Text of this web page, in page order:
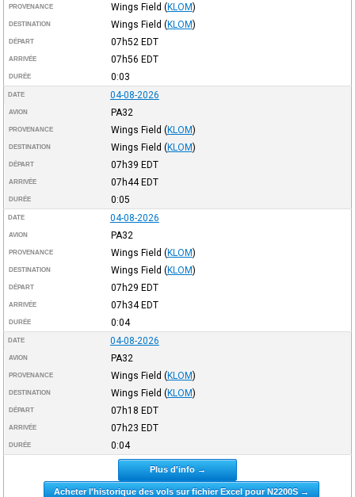
PROVENANCE Wings Field (KLOM)
DESTINATION Wings Field (KLOM)
DÉPART 07h52 EDT
ARRIVÉE 07h56 EDT
DURÉE 0:03
DATE 04-08-2026
AVION PA32
PROVENANCE Wings Field (KLOM)
DESTINATION Wings Field (KLOM)
DÉPART 07h39 EDT
ARRIVÉE 07h44EDT
DURÉE 0:05
DATE 04-08-2026
AVION PA32
PROVENANCE Wings Field (KLOM)
DESTINATION Wings Field (KLOM)
DÉPART 07h29 EDT
ARRIVÉE 07h34EDT
DURÉE 0:04
DATE 04-08-2026
AVION PA32
PROVENANCE Wings Field (KLOM)
DESTINATION Wings Field (KLOM)
DÉPART 07h18 EDT
ARRIVÉE 07h23 EDT
DURÉE 0:04
Plus d'info →
Acheter l'historique des vols sur fichier Excel pour N2200S →